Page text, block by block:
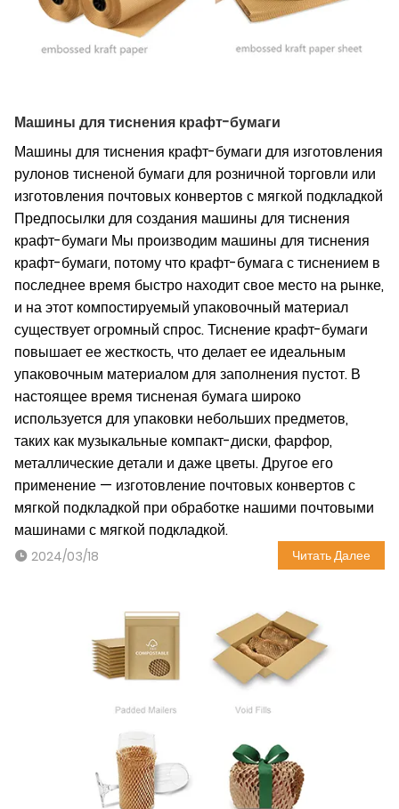
Машины для тиснения крафт-бумаги
Машины для тиснения крафт-бумаги для изготовления
рулонов тисненой бумаги для розничной торговли или
изготовления почтовых конвертов с мягкой подкладкой
Предпосылки для создания машины для тиснения
крафт-бумаги Мы производим машины для тиснения
крафт-бумаги, потому что крафт-бумага с тиснением в
последнее время быстро находит свое место на рынке,
и на этот компостируемый упаковочный материал
существует огромный спрос. Тиснение крафт-бумаги
повышает ее жесткость, что делает ее идеальным
упаковочным материалом для заполнения пустот. В
настоящее время тисненая бумага широко
используется для упаковки небольших предметов,
таких как музыкальные компакт-диски, фарфор,
металлические детали и даже цветы. Другое его
применение — изготовление почтовых конвертов с
мягкой подкладкой при обработке нашими почтовыми
машинами с мягкой подкладкой.
2024/03/18 Читать Далее